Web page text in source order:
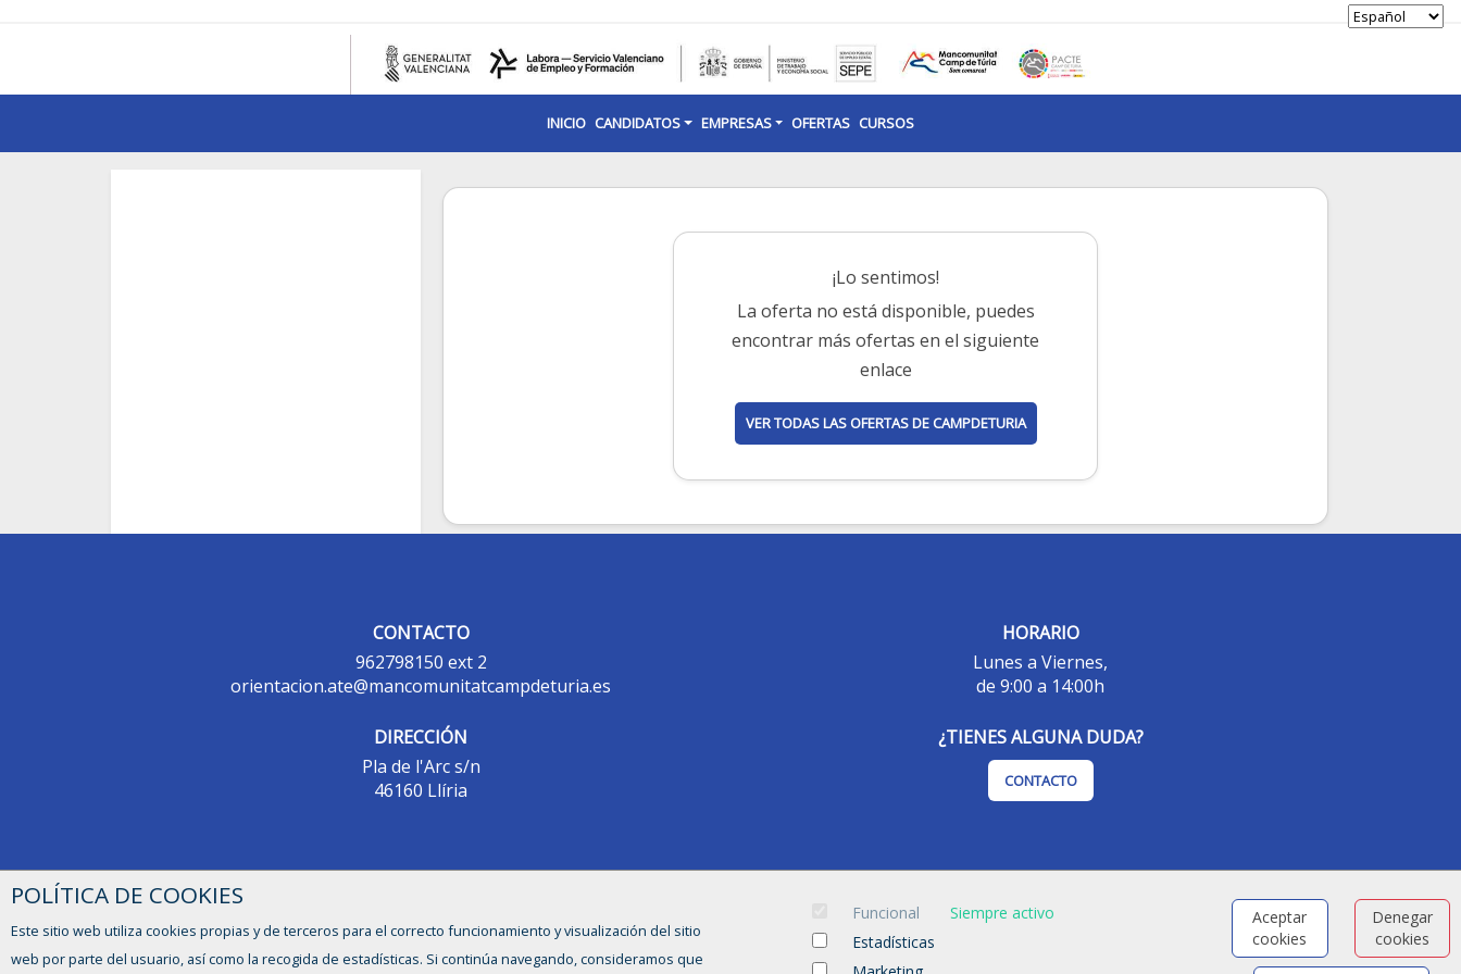
INICIO CANDIDATOS EMPRESAS OFERTAS CURSOS
¡Lo sentimos!
La oferta no está disponible, puedes
encontrar más ofertas en el siguiente
enlace
VER TODAS LAS OFERTAS DE CAMPDETURIA
CONTACTO
962798150 ext 2
orientacion.ate@mancomunitatcampdeturia.es
DIRECCIÓN
Pla de l'Arc s/n
46160 Llíria
HORARIO
Lunes a Viernes,
de 9:00 a 14:00h
¿TIENES ALGUNA DUDA?
CONTACTO
INICIO CANDIDATOS CURSOS
POLÍTICA DE COOKIES
Este sitio web utiliza cookies propias y de terceros para el correcto funcionamiento y visualización del sitio
web por parte del usuario, así como la recogida de estadísticas. Si continúa navegando, consideramos que
Funcional
Siempre activo
Estadísticas
Aceptar
cookies
Denegar
cookies